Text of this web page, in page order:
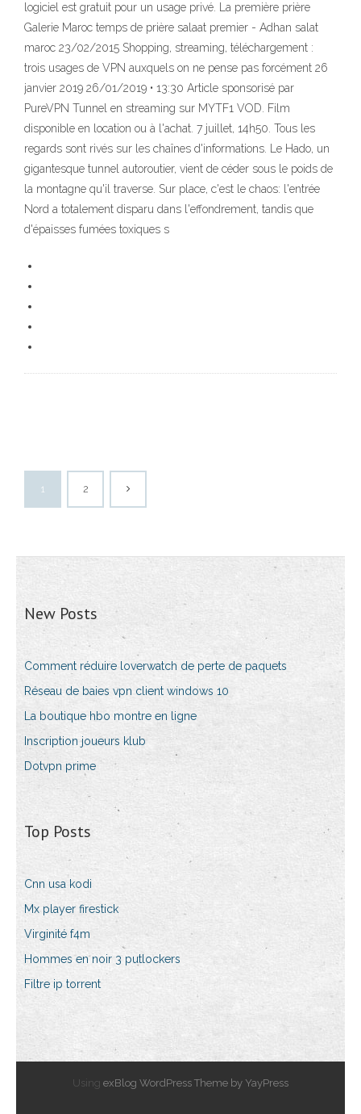
logiciel est gratuit pour un usage privé. La première prière
Galerie Maroc temps de prière salaat premier - Adhan salat
maroc 23/02/2015 Shopping, streaming, téléchargement :
trois usages de VPN auxquels on ne pense pas forcément 26
janvier 2019 26/01/2019 • 13:30 Article sponsorisé par
PureVPN Tunnel en streaming sur MYTF1 VOD. Film
disponible en location ou à l'achat. 7 juillet, 14h50. Tous les
regards sont rivés sur les chaînes d'informations. Le Hado, un
gigantesque tunnel autoroutier, vient de céder sous le poids de
la montagne qu'il traverse. Sur place, c'est le chaos: l'entrée
Nord a totalement disparu dans l'effondrement, tandis que
d'épaisses fumées toxiques s
1 2
New Posts
Comment réduire loverwatch de perte de paquets
Réseau de baies vpn client windows 10
La boutique hbo montre en ligne
Inscription joueurs klub
Dotvpn prime
Top Posts
Cnn usa kodi
Mx player firestick
Virginité f4m
Hommes en noir 3 putlockers
Filtre ip torrent
Using exBlog WordPress Theme by YayPress